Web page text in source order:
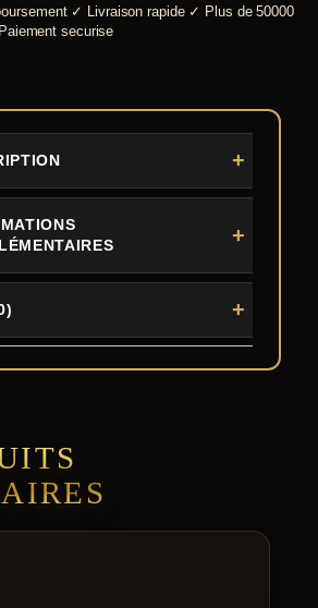
✓ Livraison rapide ✓ Plus de 50000
Paiement securise